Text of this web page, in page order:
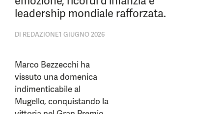
leadership mondiale rafforzata.
DI REDAZIONE1 GIUGNO 2026
Marco Bezzecchi ha
vissuto una domenica
indimenticabile al
Mugello, conquistando la